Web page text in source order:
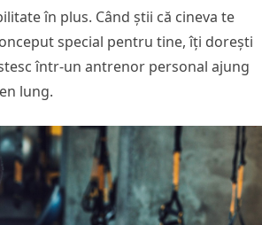
în plus. Când știi că cineva te
special pentru tine, îți dorești
într-un antrenor personal ajung
lung.